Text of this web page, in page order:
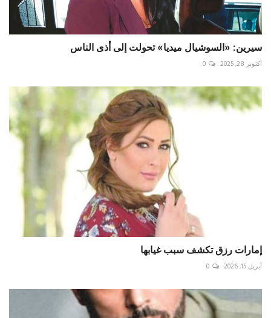
سيرين: «السوشيال ميديا» تحولت إلى أذى الناس
أكتوبر 28, 2025 0
إمارات رزق تكشف سبب غيابها
أبريل 15, 2026 0